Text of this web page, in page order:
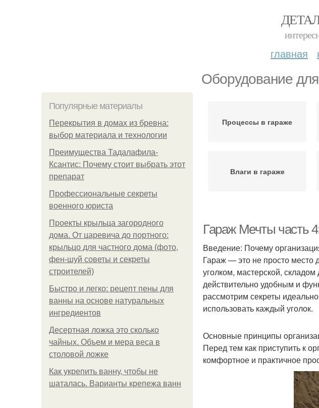
главная
Оборудование
Популярные материалы
Перекрытия в домах из бревна:
выбор материала и технологии
Преимущества Тадалафила-
Ксантис: Почему стоит выбрать этот
препарат
Профессиональные секреты
военного юриста
Проекты крыльца загородного
дома. От царевича до портного:
крыльцо для частного дома (фото,
фен-шуй советы и секреты
строителей)
Быстро и легко: рецепт пены для
ванны на основе натуральных
ингредиентов
Десертная ложка это сколько
чайных. Объем и мера веса в
столовой ложке
Как укрепить ванну, чтобы не
шаталась. Варианты крепежа ванн
Процессы в гараже
Влаги в гараже
Гараж Мечты часть
Введение: Почему
Гараж — это не просто место
уголком, мастерской,
действительно удобным и
рассмотрим секреты
использовать каждый уголок.
Основные принципы
Перед тем как приступить к
комфортное и практичное